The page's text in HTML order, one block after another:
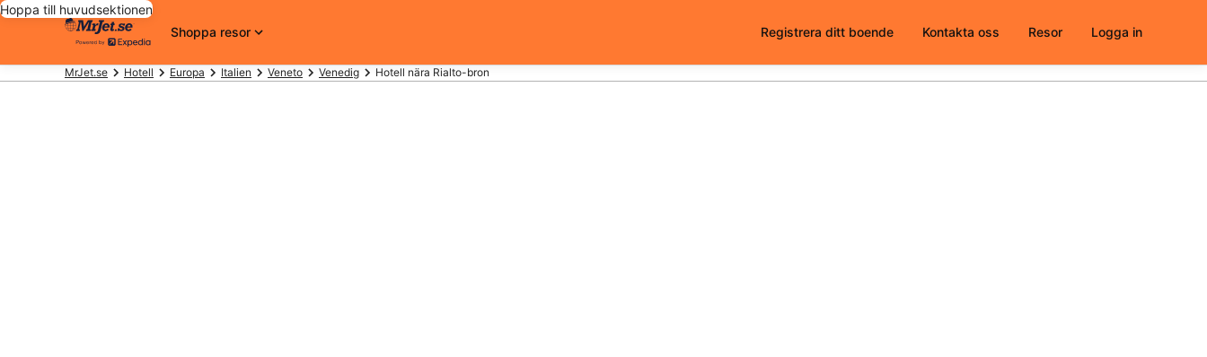
Hoppa till huvudsektionen
Shoppa resor
Registrera ditt boende Kontakta oss Resor Logga in
MrJet.se Hotell Europa Italien Veneto Venedig Hotell nära Rialto-bron